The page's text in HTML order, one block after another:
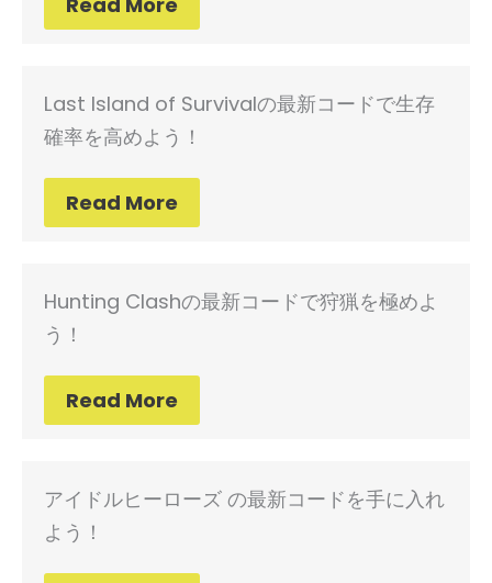
Last Island of Survivalの最新コードで生存
確率を高めよう！
Read More
Hunting Clashの最新コードで狩猟を極めよ
う！
Read More
アイドルヒーローズ の最新コードを手に入れ
よう！